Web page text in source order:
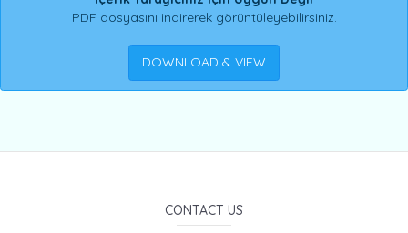
PDF dosyasını indirerek görüntüleyebilirsiniz.
DOWNLOAD & VIEW
CONTACT US